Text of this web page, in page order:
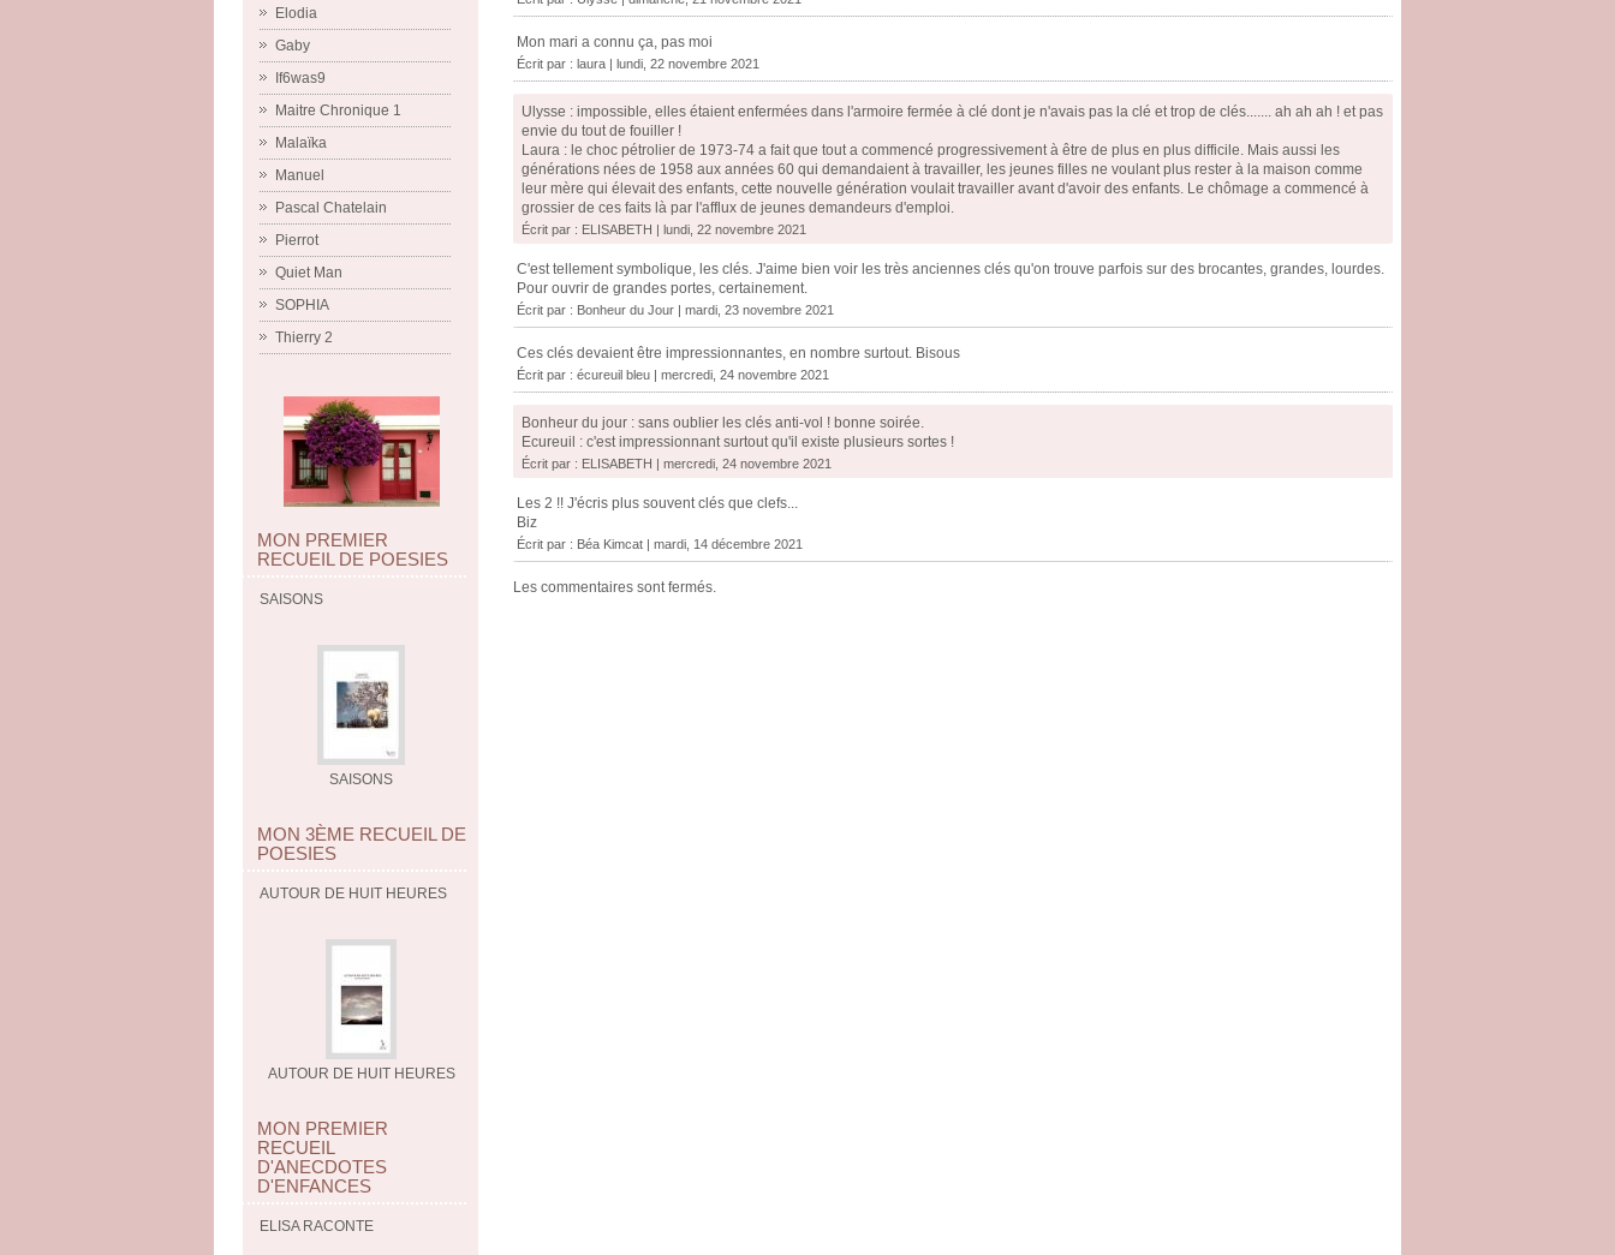
Elodia
Gaby
If6was9
Maitre Chronique 1
Malaïka
Manuel
Pascal Chatelain
Pierrot
Quiet Man
SOPHIA
Thierry 2
MON PREMIER
RECUEIL DE POESIES
SAISONS
SAISONS
MON 3ÈME RECUEIL DE
POESIES
AUTOUR DE HUIT HEURES
AUTOUR DE HUIT HEURES
MON PREMIER
RECUEIL
D'ANECDOTES
D'ENFANCES
ELISA RACONTE
Mon mari a connu ça, pas moi
Écrit par : laura | lundi, 22 novembre 2021
Ulysse : impossible, elles étaient enfermées dans l'armoire fermée à clé dont je n'avais pas la clé et trop de clés....... ah ah ah ! et pas
envie du tout de fouiller !
Laura : le choc pétrolier de 1973-74 a fait que tout a commencé progressivement à être de plus en plus difficile. Mais aussi les
générations nées de 1958 aux années 60 qui demandaient à travailler, les jeunes filles ne voulant plus rester à la maison comme
leur mère qui élevait des enfants, cette nouvelle génération voulait travailler avant d'avoir des enfants. Le chômage a commencé à
grossier de ces faits là par l'afflux de jeunes demandeurs d'emploi.
Écrit par : ELISABETH | lundi, 22 novembre 2021
C'est tellement symbolique, les clés. J'aime bien voir les très anciennes clés qu'on trouve parfois sur des brocantes, grandes, lourdes.
Pour ouvrir de grandes portes, certainement.
Écrit par : Bonheur du Jour | mardi, 23 novembre 2021
Ces clés devaient être impressionnantes, en nombre surtout. Bisous
Écrit par : écureuil bleu | mercredi, 24 novembre 2021
Bonheur du jour : sans oublier les clés anti-vol ! bonne soirée.
Ecureuil : c'est impressionnant surtout qu'il existe plusieurs sortes !
Écrit par : ELISABETH | mercredi, 24 novembre 2021
Les 2 !! J'écris plus souvent clés que clefs...
Biz
Écrit par : Béa Kimcat | mardi, 14 décembre 2021
Les commentaires sont fermés.